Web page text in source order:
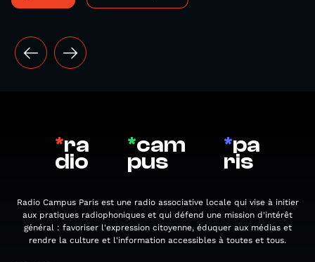
*ra
dio
*cam
pus
*pa
ris
Radio Campus Paris est une radio associative locale qui vise à initier
aux pratiques radiophoniques et qui défend une mission d'intérêt
général : favoriser l'expression citoyenne, éduquer aux médias et
rendre la culture et l'information accessibles à toutes et tous.